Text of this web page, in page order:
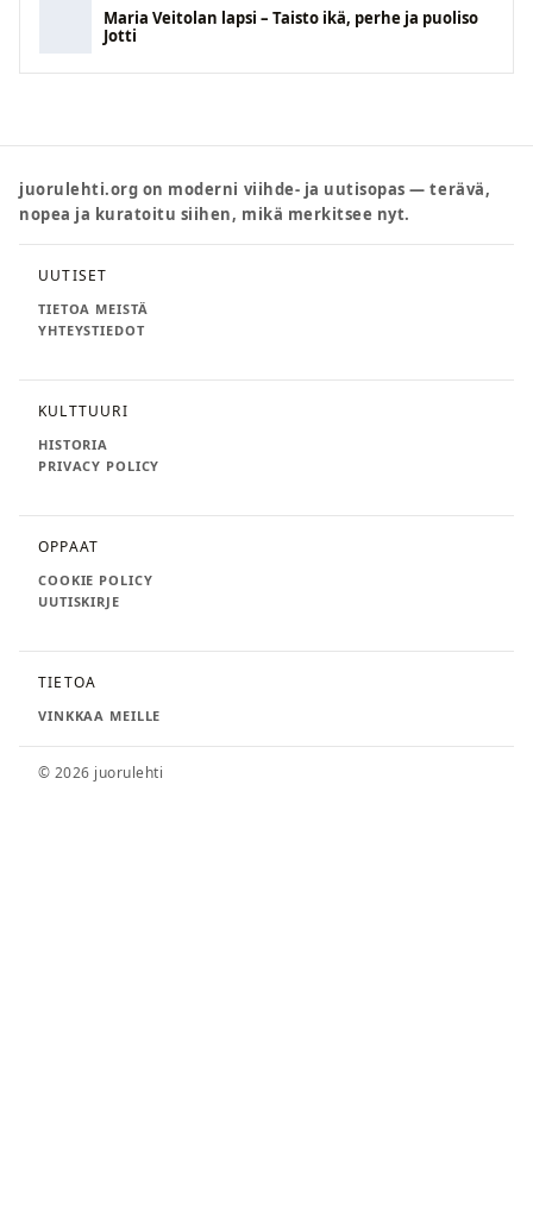
Maria Veitolan lapsi – Taisto ikä, perhe ja puoliso
Jotti
juorulehti.org on moderni viihde- ja uutisopas — terävä,
nopea ja kuratoitu siihen, mikä merkitsee nyt.
UUTISET
TIETOA MEISTÄ
YHTEYSTIEDOT
KULTTUURI
HISTORIA
PRIVACY POLICY
OPPAAT
COOKIE POLICY
UUTISKIRJE
TIETOA
VINKKAA MEILLE
© 2026 juorulehti